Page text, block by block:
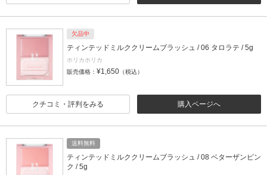
欠品中
ティンテッドミルククリームブラッシュ / 06 タロラテ / 5g
ホリカホリカ
販売価格： ¥1,650 （税込）
購入ページへ
クチコミ・評判をみる
送料無料
ティンテッドミルククリームブラッシュ / 08 ベターザンピン
ク / 5g